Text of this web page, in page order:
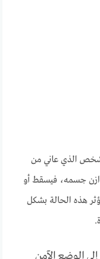
الذي عاني من
جسمه، فيسقط أو
هذه الحالة بشكل
الوضع الآمن